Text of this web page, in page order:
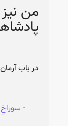
من نیز
در باب
⋅